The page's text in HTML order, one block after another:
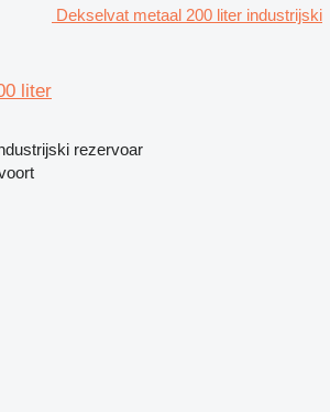
Dekselvat metaal 200 liter industrijski
liter
rezervoar